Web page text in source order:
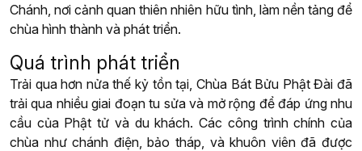
Chánh, nơi cảnh quan thiên nhiên hữu tình, làm nền tảng để
chùa hình thành và phát triển.
Quá trình phát triển
Trải qua hơn nửa thế kỷ tồn tại, Chùa Bát Bửu Phật Đài đã
trải qua nhiều giai đoạn tu sửa và mở rộng để đáp ứng nhu
cầu của Phật tử và du khách. Các công trình chính của
chùa như chánh điện, bảo tháp, và khuôn viên đã được